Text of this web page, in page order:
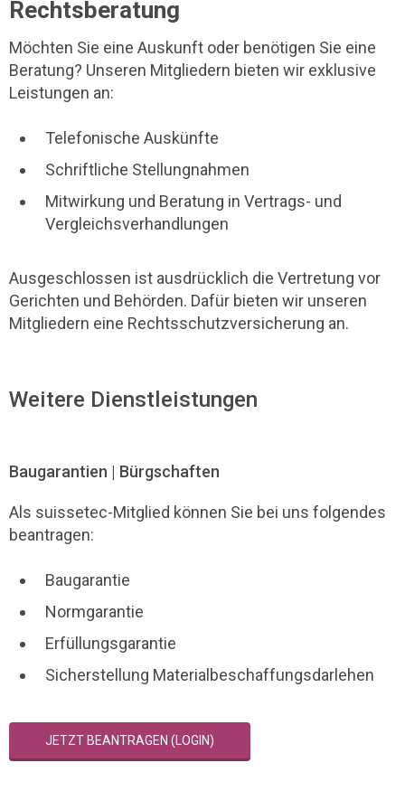
Rechtsberatung
Möchten Sie eine Auskunft oder benötigen Sie eine
Beratung? Unseren Mitgliedern bieten wir exklusive
Leistungen an:
Telefonische Auskünfte
Schriftliche Stellungnahmen
Mitwirkung und Beratung in Vertrags- und
Vergleichsverhandlungen
Ausgeschlossen ist ausdrücklich die Vertretung vor
Gerichten und Behörden. Dafür bieten wir unseren
Mitgliedern eine Rechtsschutzversicherung an.
Weitere Dienstleistungen
Baugarantien | Bürgschaften
Als suissetec-Mitglied können Sie bei uns folgendes
beantragen:
Baugarantie
Normgarantie
Erfüllungsgarantie
Sicherstellung Materialbeschaffungsdarlehen
JETZT BEANTRAGEN (LOGIN)